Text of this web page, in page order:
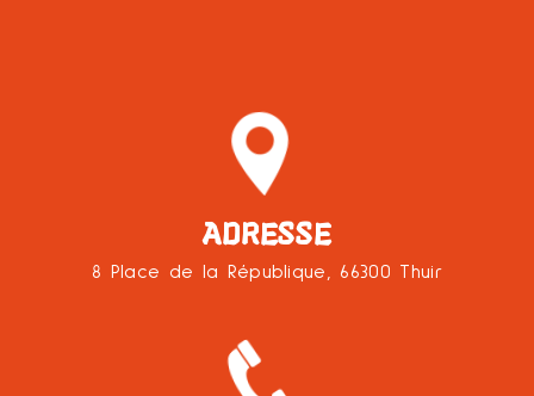
ADRESSE
8 Place de la République, 66300 Thuir